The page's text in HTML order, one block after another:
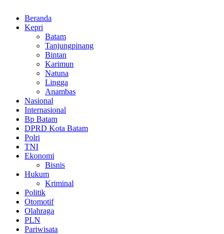
Beranda
Kepri
Batam
Tanjungpinang
Bintan
Karimun
Natuna
Lingga
Anambas
Nasional
Internasional
Bp Batam
DPRD Kota Batam
Polri
TNI
Ekonomi
Bisnis
Hukum
Kriminal
Politik
Otomotif
Olahraga
PLN
Pariwisata